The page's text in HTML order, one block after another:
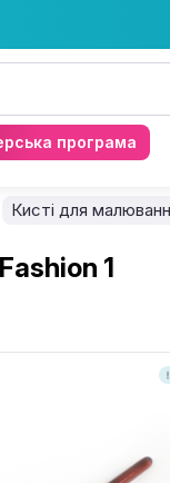
програма
Кисті для
1